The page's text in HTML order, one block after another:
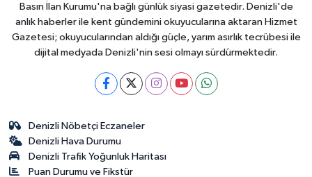
Basın İlan Kurumu'na bağlı günlük siyasi gazetedir. Denizli'de
anlık haberler ile kent gündemini okuyucularına aktaran Hizmet
Gazetesi; okuyucularından aldığı güçle, yarım asırlık tecrübesi ile
dijital medyada Denizli'nin sesi olmayı sürdürmektedir.
Denizli Nöbetçi Eczaneler
Denizli Hava Durumu
Denizli Trafik Yoğunluk Haritası
Puan Durumu ve Fikstür